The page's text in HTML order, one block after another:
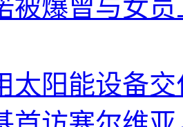
被爆曾与女
太阳能设备